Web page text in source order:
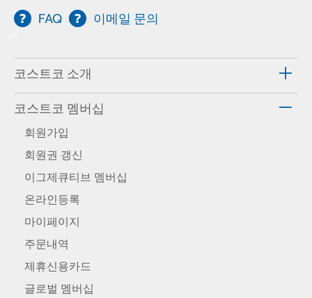
FAQ 이메일 문의
코스트코 소개
코스트코 멤버십
회원가입
회원권 갱신
이그제큐티브 멤버십
온라인등록
마이페이지
주문내역
제휴신용카드
글로벌 멤버십